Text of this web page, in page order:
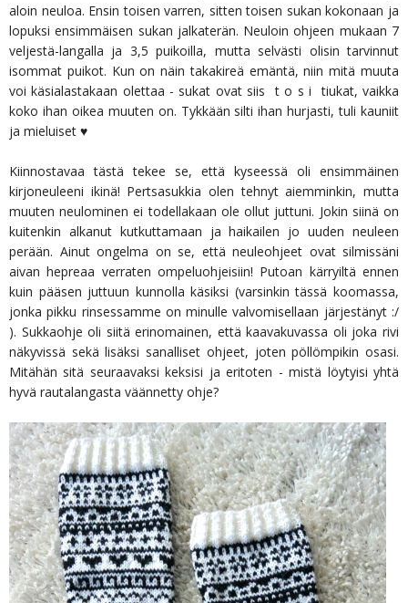
aloin neuloa. Ensin toisen varren, sitten toisen sukan kokonaan ja
lopuksi ensimmäisen sukan jalkaterän. Neuloin ohjeen mukaan 7
veljestä-langalla ja 3,5 puikoilla, mutta selvästi olisin tarvinnut
isommat puikot. Kun on näin takakireä emäntä, niin mitä muuta
voi käsialastakaan olettaa - sukat ovat siis t o s i tiukat, vaikka
koko ihan oikea muuten on. Tykkään silti ihan hurjasti, tuli kauniit
ja mieluiset ♥
Kiinnostavaa tästä tekee se, että kyseessä oli ensimmäinen
kirjoneuleeni ikinä! Pertsasukkia olen tehnyt aiemminkin, mutta
muuten neulominen ei todellakaan ole ollut juttuni. Jokin siinä on
kuitenkin alkanut kutkuttamaan ja haikailen jo uuden neuleen
perään. Ainut ongelma on se, että neuleohjeet ovat silmissäni
aivan hepreaa verraten ompeluohjeisiin! Putoan kärryiltä ennen
kuin pääsen juttuun kunnolla käsiksi (varsinkin tässä koomassa,
jonka pikku rinsessamme on minulle valvomisellaan järjestänyt :/
). Sukkaohje oli siitä erinomainen, että kaavakuvassa oli joka rivi
näkyvissä sekä lisäksi sanalliset ohjeet, joten pöllömpikin osasi.
Mitähän sitä seuraavaksi keksisi ja eritoten - mistä löytyisi yhtä
hyvä rautalangasta väännetty ohje?